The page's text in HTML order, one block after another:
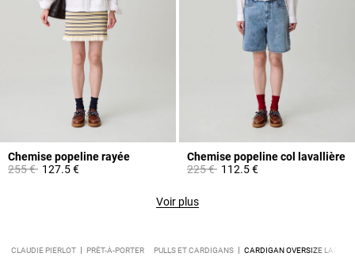
Chemise popeline rayée
Prix réduit à partir de
255 €à127.5 €
Chemise popeline col lavallière
Prix réduit à partir de
225 €à112.5 €
Voir plus
CLAUDIE PIERLOT PRÊT-À-PORTER PULLS ET CARDIGANS CARDIGAN OVERSIZE LAINE